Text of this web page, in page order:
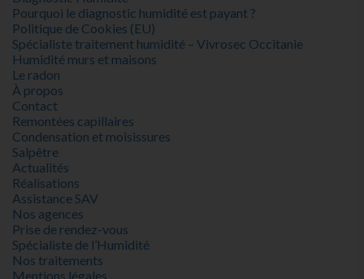
Pourquoi le diagnostic humidité est payant ?
Politique de Cookies (EU)
Spécialiste traitement humidité – Vivrosec Occitanie
Humidité murs et maisons
Le radon
À propos
Contact
Remontées capillaires
Condensation et moisissures
Salpêtre
Actualités
Réalisations
Assistance SAV
Nos agences
Prise de rendez-vous
Spécialiste de l’Humidité
Nos traitements
Mentions légales